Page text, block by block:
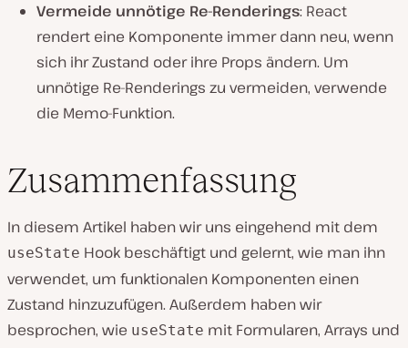
Vermeide unnötige Re-Renderings: React
rendert eine Komponente immer dann neu, wenn
sich ihr Zustand oder ihre Props ändern. Um
unnötige Re-Renderings zu vermeiden, verwende
die Memo-Funktion.
Zusammenfassung
In diesem Artikel haben wir uns eingehend mit dem
useState Hook beschäftigt und gelernt, wie man ihn
verwendet, um funktionalen Komponenten einen
Zustand hinzuzufügen. Außerdem haben wir
besprochen, wie useState mit Formularen, Arrays und